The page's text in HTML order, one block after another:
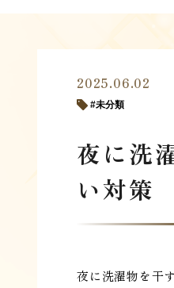
2025.06.02
未分類
夜に洗
い対策
夜に洗濯物を干